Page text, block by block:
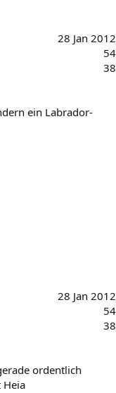
28 Jan 2012
54
38
ein Labrador-
28 Jan 2012
54
38
ordentlich
Heia